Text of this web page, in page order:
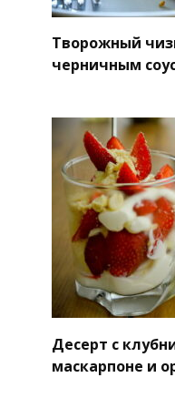
Творожный
черничным
Десерт с
маскарпоне и